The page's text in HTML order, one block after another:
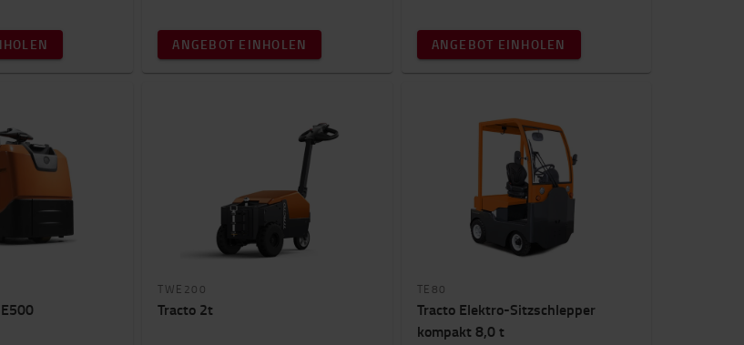
ANGEBOT EINHOLEN ANGEBOT EINHOLEN
TWE200
Tracto 2t
TE80
Tracto Elektro-Sitzschlepper
kompakt 8,0 t